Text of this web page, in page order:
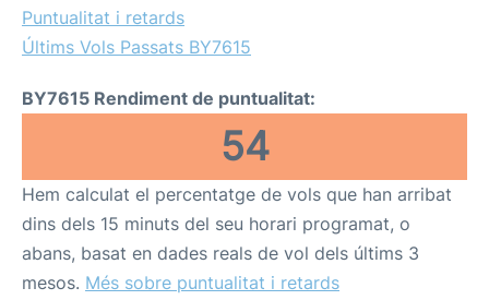
Puntualitat i retards
Últims Vols Passats BY7615
BY7615 Rendiment de puntualitat:
54
Hem calculat el percentatge de vols que han arribat
dins dels 15 minuts del seu horari programat, o
abans, basat en dades reals de vol dels últims 3
mesos. Més sobre puntualitat i retards